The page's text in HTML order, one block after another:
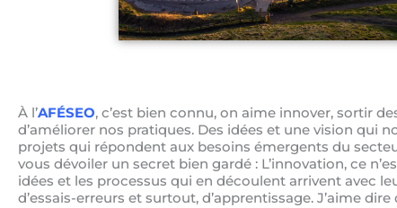
À l’AFÉSEO, c’est bien connu, on aime innover, sortir
d’améliorer nos pratiques. Des idées et une vision qui
projets qui répondent aux besoins émergents du
vous dévoiler un secret bien gardé : L’innovation, ce
idées et les processus qui en découlent arrivent avec
d’essais-erreurs et surtout, d’apprentissage. J’aime